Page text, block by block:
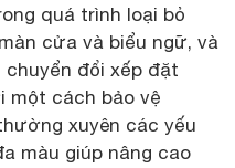
quá trình loại bỏ
cửa và biểu ngữ, và
đổi xếp đặt
một cách bảo vệ
xuyên các yếu
màu giúp nâng cao